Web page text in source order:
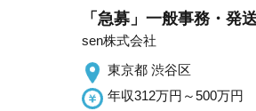
「急募」一般事務・発
sen株式会社
東京都 渋谷区
年収312万円～500万円